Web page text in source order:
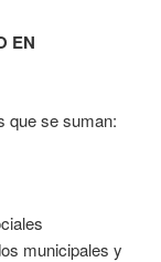
EN
que se suman:
municipales y